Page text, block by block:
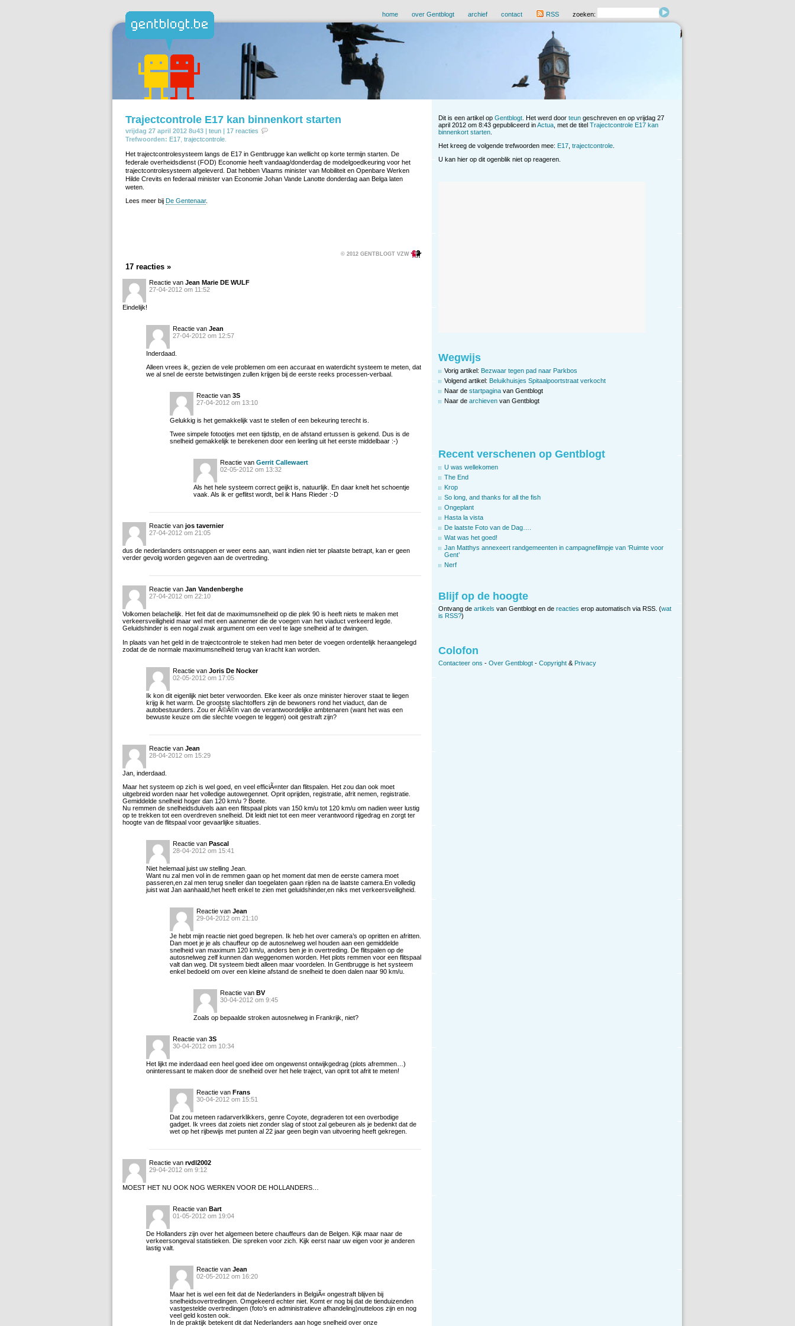
home over Gentblogt archief contact RSS zoeken:
Trajectcontrole E17 kan binnenkort starten
vrijdag 27 april 2012 8u43 | teun | 17 reacties
Trefwoorden: E17 trajectcontrole
Het trajectcontrolesysteem langs de E17 in Gentbrugge kan wellicht op korte termijn starten. De
federale overheidsdienst (FOD) Economie heeft vandaag/donderdag de modelgoedkeuring voor het
trajectcontrolesysteem afgeleverd. Dat hebben Vlaams minister van Mobiliteit en Openbare Werken
Hilde Crevits en federaal minister van Economie Johan Vande Lanotte donderdag aan Belga laten
weten.
Lees meer bij De Gentenaar.
© 2012 GENTBLOGT VZW
17 reacties »
Reactie van Jean Marie DE WULF
27-04-2012 om 11:52
Eindelijk!
Reactie van Jean
27-04-2012 om 12:57
Inderdaad.
Alleen vrees ik, gezien de vele problemen om een accuraat en waterdicht systeem te meten, dat
we al snel de eerste betwistingen zullen krijgen bij de eerste reeks processen-verbaal.
Reactie van 3S
27-04-2012 om 13:10
Gelukkig is het gemakkelijk vast te stellen of een bekeuring terecht is.
Twee simpele fotootjes met een tijdstip, en de afstand ertussen is gekend. Dus is de
snelheid gemakkelijk te berekenen door een leerling uit het eerste middelbaar :-)
Reactie van Gerrit Callewaert
02-05-2012 om 13:32
Als het hele systeem correct geijkt is, natuurlijk. En daar knelt het schoentje
vaak. Als ik er geflitst wordt, bel ik Hans Rieder :-D
Reactie van jos tavernier
27-04-2012 om 21:05
dus de nederlanders ontsnappen er weer eens aan, want indien niet ter plaatste betrapt, kan er geen
verder gevolg worden gegeven aan de overtreding.
Reactie van Jan Vandenberghe
27-04-2012 om 22:10
Volkomen belachelijk. Het feit dat de maximumsnelheid op die plek 90 is heeft niets te maken met
verkeersveiligheid maar wel met een aannemer die de voegen van het viaduct verkeerd legde.
Geluidshinder is een nogal zwak argument om een veel te lage snelheid af te dwingen.
In plaats van het geld in de trajectcontrole te steken had men beter de voegen ordentelijk heraangelegd
zodat de de normale maximumsnelheid terug van kracht kan worden.
Reactie van Joris De Nocker
02-05-2012 om 17:05
Ik kon dit eigenlijk niet beter verwoorden. Elke keer als onze minister hierover staat te liegen
krijg ik het warm. De grootste slachtoffers zijn de bewoners rond het viaduct, dan de
autobestuurders. Zou er Ã©Ã©n van de verantwoordelijke ambtenaren (want het was een
bewuste keuze om die slechte voegen te leggen) ooit gestraft zijn?
Reactie van Jean
28-04-2012 om 15:29
Jan, inderdaad.
Maar het systeem op zich is wel goed, en veel efficiÃ«nter dan flitspalen. Het zou dan ook moet
uitgebreid worden naar het volledige autowegennet. Oprit oprijden, registratie, afrit nemen, registratie.
Gemiddelde snelheid hoger dan 120 km/u ? Boete.
Nu remmen de snelheidsduivels aan een flitspaal plots van 150 km/u tot 120 km/u om nadien weer lustig
op te trekken tot een overdreven snelheid. Dit leidt niet tot een meer verantwoord rijgedrag en zorgt ter
hoogte van de flitspaal voor gevaarlijke situaties.
Reactie van Pascal
28-04-2012 om 15:41
Niet helemaal juist uw stelling Jean.
Want nu zal men vol in de remmen gaan op het moment dat men de eerste camera moet
passeren,en zal men terug sneller dan toegelaten gaan rijden na de laatste camera.En volledig
juist wat Jan aanhaald,het heeft enkel te zien met geluidshinder,en niks met verkeersveiligheid.
Reactie van Jean
29-04-2012 om 21:10
Je hebt mijn reactie niet goed begrepen. Ik heb het over camera’s op opritten en afritten.
Dan moet je je als chauffeur op de autosnelweg wel houden aan een gemiddelde
snelheid van maximum 120 km/u, anders ben je in overtreding. De flitspalen op de
autosnelweg zelf kunnen dan weggenomen worden. Het plots remmen voor een flitspaal
valt dan weg. Dit systeem biedt alleen maar voordelen. In Gentbrugge is het systeem
enkel bedoeld om over een kleine afstand de snelheid te doen dalen naar 90 km/u.
Reactie van BV
30-04-2012 om 9:45
Zoals op bepaalde stroken autosnelweg in Frankrijk, niet?
Reactie van 3S
30-04-2012 om 10:34
Het lijkt me inderdaad een heel goed idee om ongewenst ontwijkgedrag (plots afremmen…)
oninteressant te maken door de snelheid over het hele traject, van oprit tot afrit te meten!
Reactie van Frans
30-04-2012 om 15:51
Dat zou meteen radarverklikkers, genre Coyote, degraderen tot een overbodige
gadget. Ik vrees dat zoiets niet zonder slag of stoot zal gebeuren als je bedenkt dat de
wet op het rijbewijs met punten al 22 jaar geen begin van uitvoering heeft gekregen.
Reactie van rvdl2002
29-04-2012 om 9:12
MOEST HET NU OOK NOG WERKEN VOOR DE HOLLANDERS…
Reactie van Bart
01-05-2012 om 19:04
De Hollanders zijn over het algemeen betere chauffeurs dan de Belgen. Kijk maar naar de
verkeersongeval statistieken. Die spreken voor zich. Kijk eerst naar uw eigen voor je anderen
lastig valt.
Reactie van Jean
02-05-2012 om 16:20
Maar het is wel een feit dat de Nederlanders in BelgiÃ« ongestraft blijven bij
snelheidsovertredingen. Omgekeerd echter niet. Komt er nog bij dat de tienduizenden
vastgestelde overtredingen (foto’s en administratieve afhandeling)nutteloos zijn en nog
veel geld kosten ook.
In de praktijk betekent dit dat Nederlanders aan hoge snelheid over onze
Dit is een artikel op Gentblogt . Het werd door teun geschreven en op vrijdag 27
april 2012 om 8:43 gepubliceerd inActua , met de titel Trajectcontrole E17 kan
binnenkort starten
Het kreeg de volgende trefwoorden mee: E17 trajectcontrole
U kan hier op dit ogenblik niet op reageren.
Wegwijs
Vorig artikel: Bezwaar tegen pad naar Parkbos
Volgend artikel: Beluikhuisjes Spitaalpoortstraat verkocht
Naar de startpagina van Gentblogt
Naar de archieven van Gentblogt
Recent verschenen op Gentblogt
U was wellekomen
The End
Krop
So long, and thanks for all the fish
Ongeplant
Hasta la vista
De laatste Foto van de Dag….
Wat was het goed!
Jan Matthys annexeert randgemeenten in campagnefilmpje van ‘Ruimte voor
Gent’
Nerf
Blijf op de hoogte
Ontvang de artikels van Gentblogt en de reacties erop automatisch via RSS. (wat
is RSS?)
Colofon
Contacteer ons - Over Gentblogt - Copyright & Privacy